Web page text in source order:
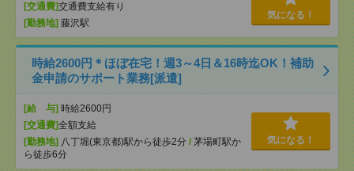
[交通費]交通費支給有り
[勤務地] 藤沢駅
気になる！
時給2600円＊ほぼ在宅！週3～4日＆16時迄OK！補助
金申請のサポート業務[派遣]
[給 与] 時給2600円
[交通費]全額支給
[勤務地] 八丁堀(東京都)駅から徒歩2分 / 茅場町駅か
ら徒歩6分
気になる！